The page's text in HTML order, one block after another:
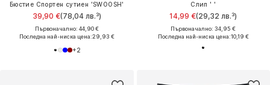
Бюстие Спортен сутиен 'SWOOSH'
39,90 €(78,04 лв.³)
Първоначално: 44,90 €
Последна най-ниска цена:29,93 €
+2
Слип ' '
14,99 €(29,32 лв.³)
Първоначално: 34,95 €
Последна най-ниска цена:10,19 €